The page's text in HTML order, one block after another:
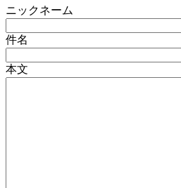
ニックネーム
件名
本文